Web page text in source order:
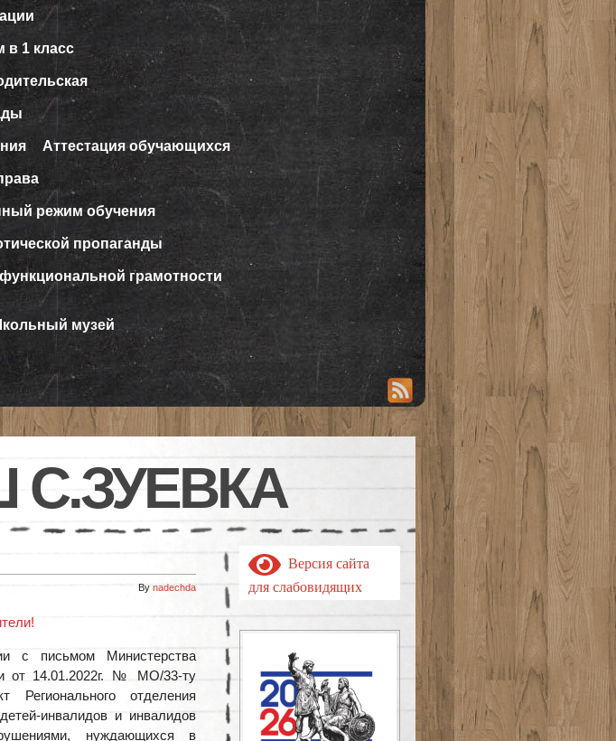
в 1 класс
Аттестация обучающихся
режим обучения
пропаганды
грамотности
музей
С.ЗУЕВКА
By nadechda
с письмом Министерства
от 14.01.2022г. № МО/33-ту
Регионального отделения
инвалидов и инвалидов
нуждающихся в
Версия сайта
для слабовидящих